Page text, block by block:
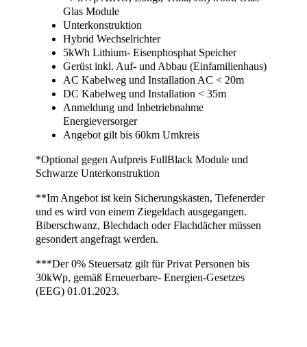
Glas Module
Unterkonstruktion
Hybrid Wechselrichter
5kWh Lithium- Eisenphosphat Speicher
Gerüst inkl. Auf- und Abbau (Einfamilienhaus)
AC Kabelweg und Installation AC < 20m
DC Kabelweg und Installation < 35m
Anmeldung und Inbetriebnahme
Energieversorger
Angebot gilt bis 60km Umkreis
*Optional gegen Aufpreis FullBlack Module und
Schwarze Unterkonstruktion
**Im Angebot ist kein Sicherungskasten, Tiefenerder
und es wird von einem Ziegeldach ausgegangen.
Biberschwanz, Blechdach oder Flachdächer müssen
gesondert angefragt werden.
***Der 0% Steuersatz gilt für Privat Personen bis
30kWp, gemäß Erneuerbare- Energien-Gesetzes
(EEG) 01.01.2023.